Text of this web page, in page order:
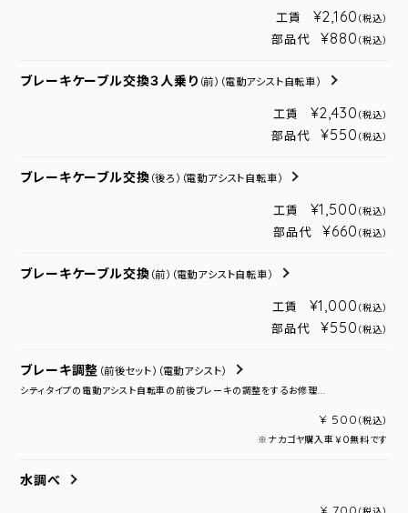
工賃 ¥2,160 （税込）
部品代 ¥880 （税込）
ブレーキケーブル交換３人乗り （前） （電動アシスト自転車）
工賃 ¥2,430 （税込）
部品代 ¥550 （税込）
ブレーキケーブル交換 （後ろ） （電動アシスト自転車）
工賃 ¥1,500 （税込）
部品代 ¥660 （税込）
ブレーキケーブル交換 （前） （電動アシスト自転車）
工賃 ¥1,000 （税込）
部品代 ¥550 （税込）
ブレーキ調整 （前後セット） （電動アシスト）
シティタイプの電動アシスト自転車の前後ブレーキの調整をするお修理...
¥ 500 （税込）
※ナカゴヤ購入車￥０無料です
水調べ